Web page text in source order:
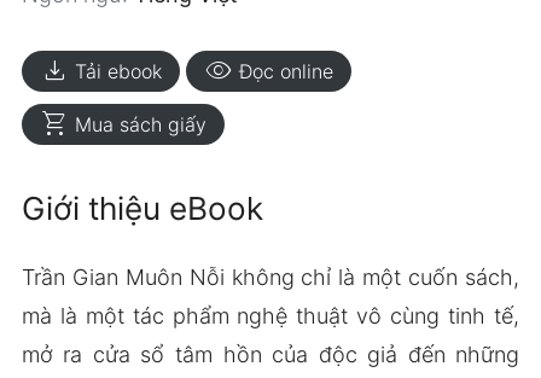
download Tải ebook visibility Đọc online
shopping_cart Mua sách giấy
Giới thiệu eBook
Trần Gian Muôn Nỗi không chỉ là một cuốn sách,
mà là một tác phẩm nghệ thuật vô cùng tinh tế,
mở ra cửa sổ tâm hồn của độc giả đến những